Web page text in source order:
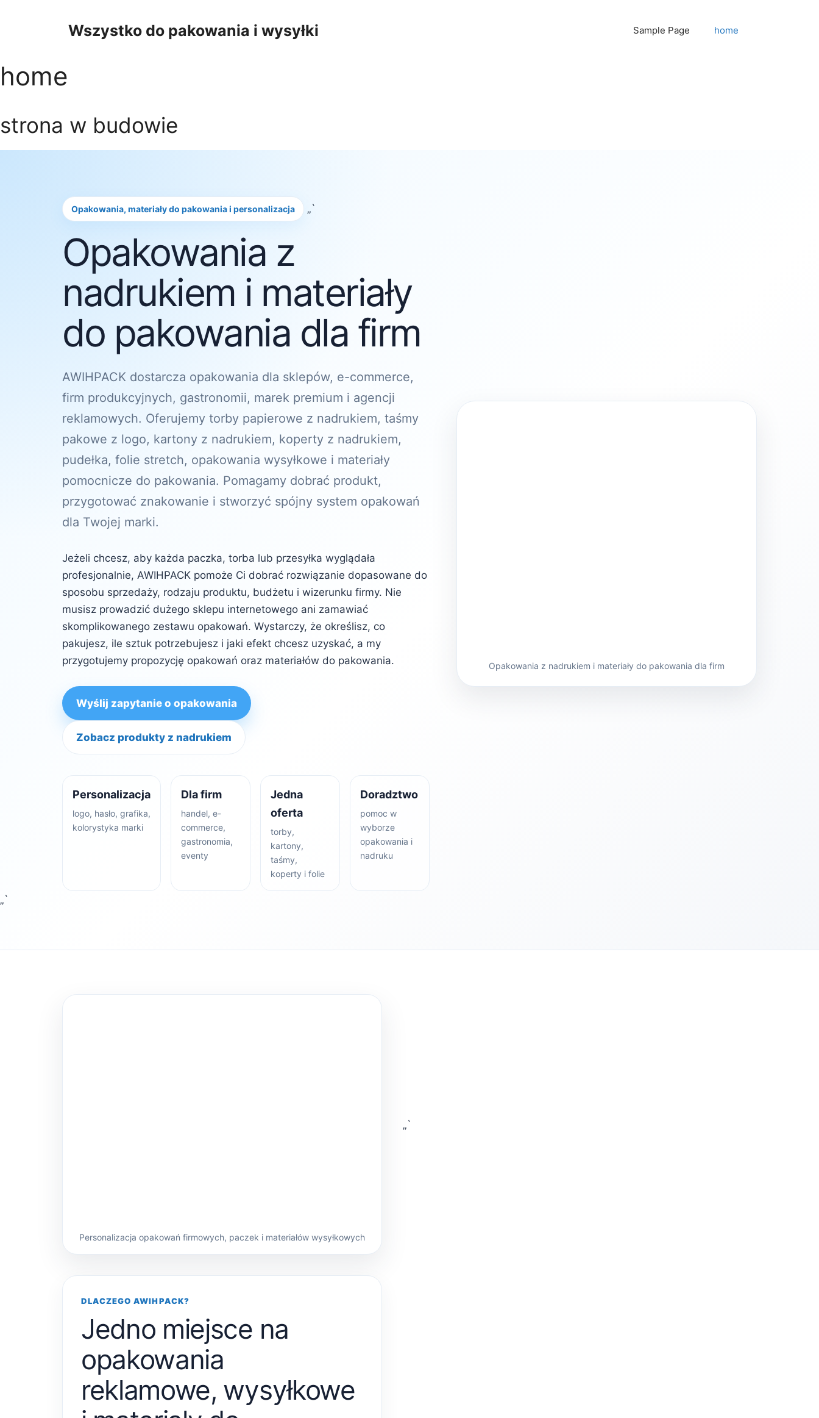
Wszystko do pakowania i wysyłki Sample Page home
home
strona w budowie
Opakowania, materiały do pakowania i personalizacja „`
Opakowania z
nadrukiem i materiały
do pakowania dla firm
AWIHPACK dostarcza opakowania dla sklepów, e-commerce,
firm produkcyjnych, gastronomii, marek premium i agencji
reklamowych. Oferujemy torby papierowe z nadrukiem, taśmy
pakowe z logo, kartony z nadrukiem, koperty z nadrukiem,
pudełka, folie stretch, opakowania wysyłkowe i materiały
pomocnicze do pakowania. Pomagamy dobrać produkt,
przygotować znakowanie i stworzyć spójny system opakowań
dla Twojej marki.
Jeżeli chcesz, aby każda paczka, torba lub przesyłka wyglądała
profesjonalnie, AWIHPACK pomoże Ci dobrać rozwiązanie dopasowane do
sposobu sprzedaży, rodzaju produktu, budżetu i wizerunku firmy. Nie
musisz prowadzić dużego sklepu internetowego ani zamawiać
skomplikowanego zestawu opakowań. Wystarczy, że określisz, co
pakujesz, ile sztuk potrzebujesz i jaki efekt chcesz uzyskać, a my
przygotujemy propozycję opakowań oraz materiałów do pakowania.
Wyślij zapytanie o opakowania
Zobacz produkty z nadrukiem
Personalizacja
logo, hasło, grafika,
kolorystyka marki
Dla firm
handel, e-
commerce,
gastronomia,
eventy
Jedna
oferta
torby,
kartony,
taśmy,
koperty i folie
Doradztwo
pomoc w
wyborze
opakowania i
nadruku
Opakowania z nadrukiem i materiały do pakowania dla firm
„`
Personalizacja opakowań firmowych, paczek i materiałów wysyłkowych
„`
DLACZEGO AWIHPACK?
Jedno miejsce na
opakowania
reklamowe, wysyłkowe